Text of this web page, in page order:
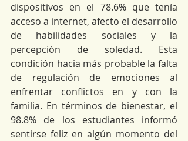
dispositivos en el 78.6% que tenía
acceso a internet, afecto el desarrollo
de habilidades sociales y la
percepción de soledad. Esta
condición hacia más probable la falta
de regulación de emociones al
enfrentar conflictos en y con la
familia. En términos de bienestar, el
98.8% de los estudiantes informó
sentirse feliz en algún momento del